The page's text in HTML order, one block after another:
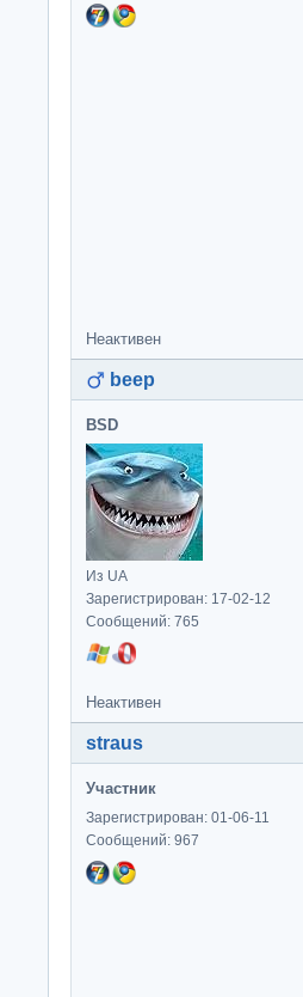
Неактивен
beep
BSD
Из UA
Зарегистрирован: 17-02-12
Сообщений: 765
Неактивен
straus
Участник
Зарегистрирован: 01-06-11
Сообщений: 967